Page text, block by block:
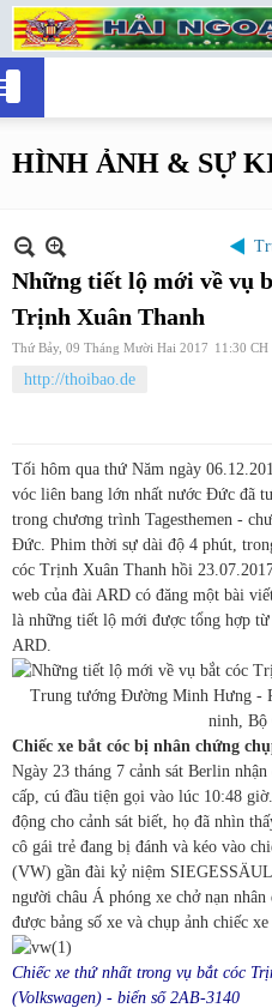
HÌNH ẢNH & SỰ
Những tiết lộ mới về vụ
Trịnh Xuân Thanh
Thứ Bảy, 09 Tháng Mười Hai 2017 11:30 CH
http://thoibao.de
Tối hôm qua thứ Năm ngày
vóc liên bang lớn nhất nước Đức đã
trong chương trình Tagesthemen -
Đức. Phim thời sự dài độ 4 phút,
cóc Trịnh Xuân Thanh hồi
web của đài ARD có đăng một bài
là những tiết lộ mới được tổng hợp
ARD.
Trung tướng Đường Minh Hưng -
ninh, Bộ
Chiếc xe bắt cóc bị nhân chứng
Ngày 23 tháng 7 cảnh sát Berlin
cấp, cú đầu tiện gọi vào lúc 10:48
động cho cảnh sát biết, họ đã nhìn
cô gái trẻ đang bị đánh và kéo vào
(VW) gần đài kỷ niệm
người châu Á phóng xe chở nạn
được bảng số xe và chụp ảnh chiếc
Chiếc xe thứ nhất trong vụ bắt cóc
(Volkswagen) - biển số 2AB-3140